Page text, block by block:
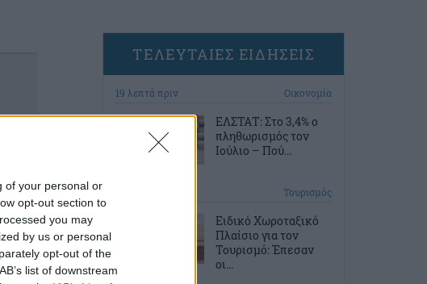
of your personal or
opt-out section to
you may
by us or personal
opt-out of the
list of downstream
ΤΕΛΕΥΤΑΙΕΣ ΕΙΔΗΣΕΙΣ
19 λεπτά πριν Οικονομία
ΕΛΣΤΑΤ: Στο 3,4% ο
πληθωρισμός τον
Ιούλιο – Πού...
Τουρισμός
Ειδικό Χωροταξικό
Πλαίσιο για τον
Τουρισμό: Έπεσαν
οι...